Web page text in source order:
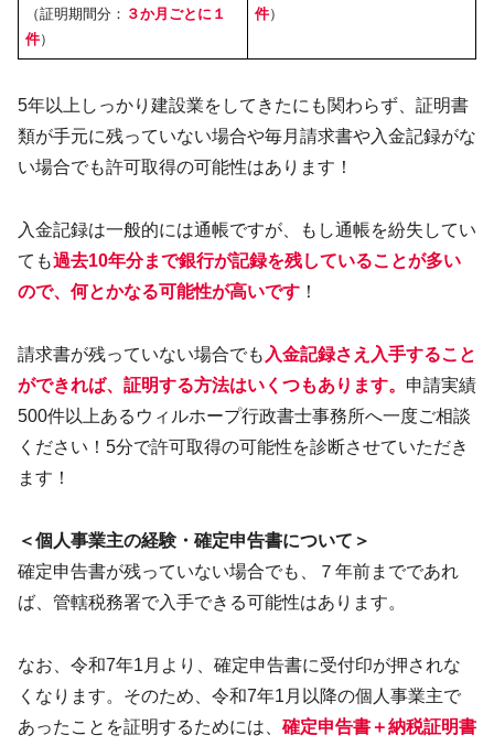
（証明期間分： ３か月ごとに１
件）
件）
5年以上しっかり建設業をしてきたにも関わらず、証明書
類が手元に残っていない場合や毎月請求書や入金記録がな
い場合でも許可取得の可能性はあります！
入金記録は一般的には通帳ですが、もし通帳を紛失してい
ても過去10年分まで銀行が記録を残していることが多い
ので、何とかなる可能性が高いです ！
請求書が残っていない場合でも 入金記録さえ入手すること
ができれば、証明する方法はいくつもあります。 申請実績
500件以上あるウィルホープ行政書士事務所へ一度ご相談
ください！5分で許可取得の可能性を診断させていただき
ます！
＜個人事業主の経験・確定申告書について＞
確定申告書が残っていない場合でも、７年前までであれ
ば、管轄税務署で入手できる可能性はあります。
なお、令和7年1月より、確定申告書に受付印が押されな
くなります。そのため、令和7年1月以降の個人事業主で
あったことを証明するためには、 確定申告書＋納税証明書